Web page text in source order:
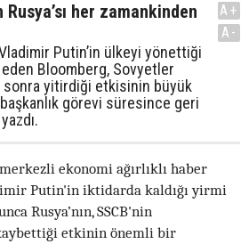
her zamankinden
Putin’in ülkeyi yönettiği
eden Bloomberg, Sovyetler
sonra yitirdiği etkisinin büyük
başkanlık görevi süresince geri
A+
A-
ekonomi ağırlıklı haber
Putin'in iktidarda kaldığı yirmi
Rusya’nın, SSCB'nin
etkinin önemli bir